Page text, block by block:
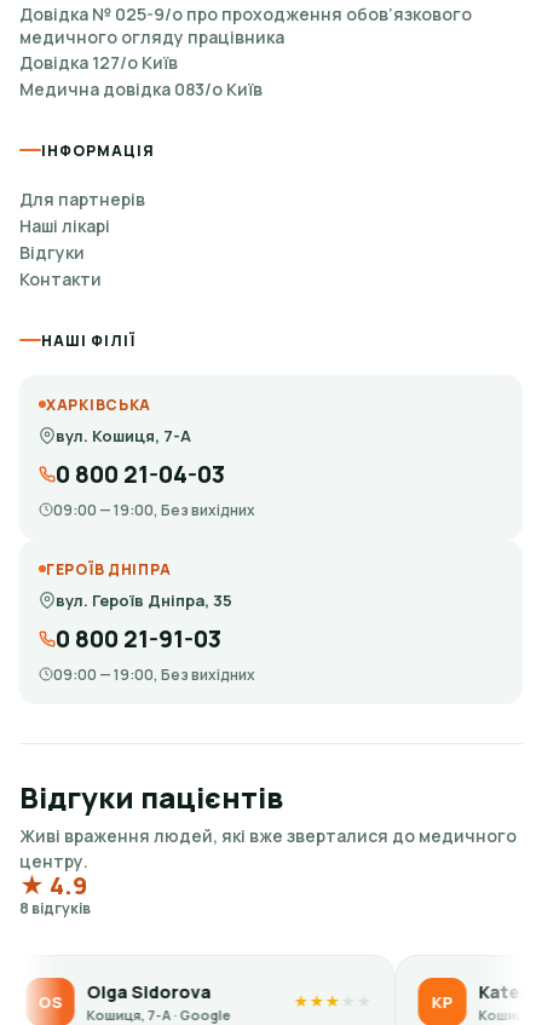
Довідка № 025-9/о про проходження обов’язкового
медичного огляду працівника
Довідка 127/о Київ
Медична довідка 083/о Київ
ІНФОРМАЦІЯ
Для партнерів
Наші лікарі
Відгуки
Контакти
НАШІ ФІЛІЇ
ХАРКІВСЬКА
вул. Кошиця, 7-А
0 800 21-04-03
09:00 — 19:00, Без вихідних
ГЕРОЇВ ДНІПРА
вул. Героїв Дніпра, 35
0 800 21-91-03
09:00 — 19:00, Без вихідних
Відгуки пацієнтів
Живі враження людей, які вже зверталися до медичного
центру.
★ 4.9
8 відгуків
7-А · Google
★★★★ KP Kateryna Polishchuk
Кошиця, 7-А · Google